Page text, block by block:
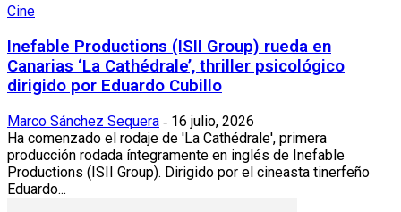
Cine
Inefable Productions (ISII Group) rueda en
Canarias ‘La Cathédrale’, thriller psicológico
dirigido por Eduardo Cubillo
Marco Sánchez Sequera - 16 julio, 2026
Ha comenzado el rodaje de 'La Cathédrale', primera
producción rodada íntegramente en inglés de Inefable
Productions (ISII Group). Dirigido por el cineasta tinerfeño
Eduardo...